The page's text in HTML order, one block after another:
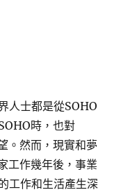
士都是從SOHO
時，也對
。然而，現實和夢
工作幾年後，事業
工作和生活產生深